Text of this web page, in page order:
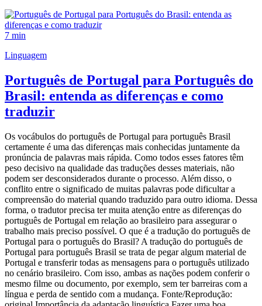
7 min
Linguagem
Português de Portugal para Português do
Brasil: entenda as diferenças e como
traduzir
Os vocábulos do português de Portugal para português Brasil
certamente é uma das diferenças mais conhecidas juntamente da
pronúncia de palavras mais rápida. Como todos esses fatores têm
peso decisivo na qualidade das traduções desses materiais, não
podem ser desconsiderados durante o processo. Além disso, o
conflito entre o significado de muitas palavras pode dificultar a
compreensão do material quando traduzido para outro idioma. Dessa
forma, o tradutor precisa ter muita atenção entre as diferenças do
português de Portugal em relação ao brasileiro para assegurar o
trabalho mais preciso possível. O que é a tradução do português de
Portugal para o português do Brasil? A tradução do português de
Portugal para português Brasil se trata de pegar algum material de
Portugal e transferir todas as mensagens para o português utilizado
no cenário brasileiro. Com isso, ambas as nações podem conferir o
mesmo filme ou documento, por exemplo, sem ter barreiras com a
língua e perda de sentido com a mudança. Fonte/Reprodução: